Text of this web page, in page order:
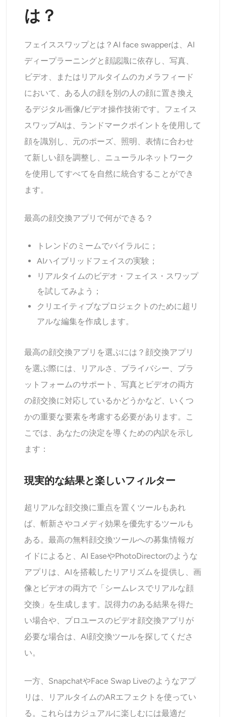
は？
フェイススワップとは？AI face swapperは、AI
ディープラーニングと顔認識に依存し、写真、
ビデオ、またはリアルタイムのカメラフィード
において、ある人の顔を別の人の顔に置き換え
るデジタル画像/ビデオ操作技術です。フェイス
スワップAIは、ランドマークポイントを使用して
顔を識別し、元のポーズ、照明、表情に合わせ
て新しい顔を調整し、ニューラルネットワーク
を使用してすべてを自然に統合することができ
ます。
最高の顔交換アプリで何ができる？
トレンドのミームでバイラルに；
AIハイブリッドフェイスの実験；
リアルタイムのビデオ・フェイス・スワップ
を試してみよう；
クリエイティブなプロジェクトのために超リ
アルな編集を作成します。
最高の顔交換アプリを選ぶには？顔交換アプリ
を選ぶ際には、リアルさ、プライバシー、プラ
ットフォームのサポート、写真とビデオの両方
の顔交換に対応しているかどうかなど、いくつ
かの重要な要素を考慮する必要があります。こ
こでは、あなたの決定を導くための内訳を示し
ます：
現実的な結果と楽しいフィルター
超リアルな顔交換に重点を置くツールもあれ
ば、斬新さやコメディ効果を優先するツールも
ある。最高の無料顔交換ツールへの募集情報ガ
イドによると、AI EaseやPhotoDirectorのような
アプリは、AIを搭載したリアリズムを提供し、画
像とビデオの両方で「シームレスでリアルな顔
交換」を生成します。説得力のある結果を得た
い場合や、プロユースのビデオ顔交換アプリが
必要な場合は、AI顔交換ツールを探してくださ
い。
一方、SnapchatやFace Swap Liveのようなアプ
リは、リアルタイムのARエフェクトを使ってい
る。これらはカジュアルに楽しむには最適だ